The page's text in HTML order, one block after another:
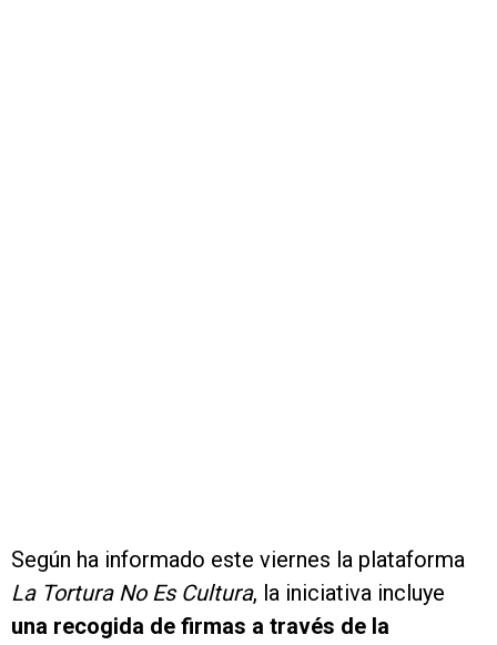
Según ha informado este viernes la plataforma
La Tortura No Es Cultura, la iniciativa incluye
una recogida de firmas a través de la